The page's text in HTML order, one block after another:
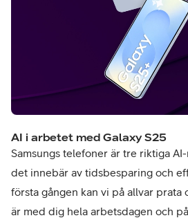
AI i arbetet med Galaxy S25
Samsungs telefoner är tre riktiga
det innebär av tidsbesparing och
första gången kan vi på allvar prata
är med dig hela arbetsdagen och